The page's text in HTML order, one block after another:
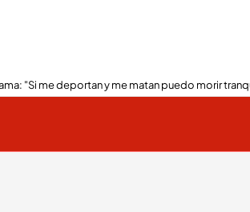
"Si me deportan y me matan puedo morir